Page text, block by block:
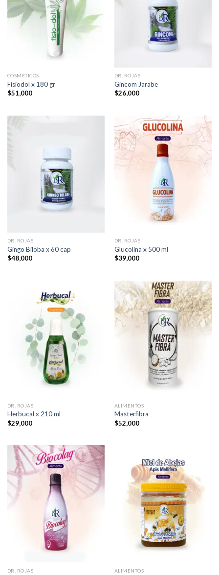
COSMÉTICOS
Fisiodol x 180 gr
$51,000
DR. ROJAS
Gincom Jarabe
$26,000
DR. ROJAS
Gingo Biloba x 60 cap
$48,000
DR. ROJAS
Glucolina x 500 ml
$39,000
DR. ROJAS
Herbucal x 210 ml
$29,000
ALIMENTOS
Masterfibra
$52,000
DR. ROJAS ALIMENTOS